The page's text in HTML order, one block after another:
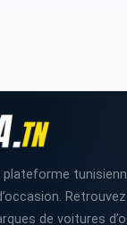
de voitures